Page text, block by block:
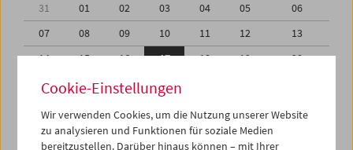
31 01 02 03 04 05
06
07
08 09 10 11 12
13
14
15 16 17 18 19
20
21
22 23 24
28
30 01
03
04
05 06 07 08 09
Cookie-Einstellungen
Wir verwenden Cookies, um die Nutzung unserer Website
zu analysieren und Funktionen für soziale Medien
bereitzustellen. Darüber hinaus können – mit Ihrer